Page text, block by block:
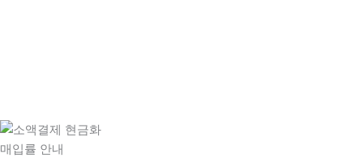
매입률 안내